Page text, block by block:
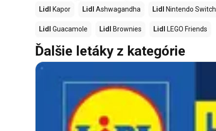
Lidl Kapor Lidl Ashwagandha Lidl Nintendo Switch
Lidl Guacamole Lidl Brownies Lidl LEGO Friends
Ďalšie letáky z kategórie